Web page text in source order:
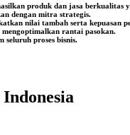
produk dan jasa berkualitas
dengan mitra strategis.
nilai tambah serta kepuasan
rantai pasokan.
proses bisnis.